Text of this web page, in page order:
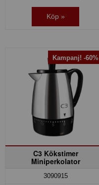
Köp »
Kampanj! -60%
C3 Kökstimer
Miniperkolator
3090915